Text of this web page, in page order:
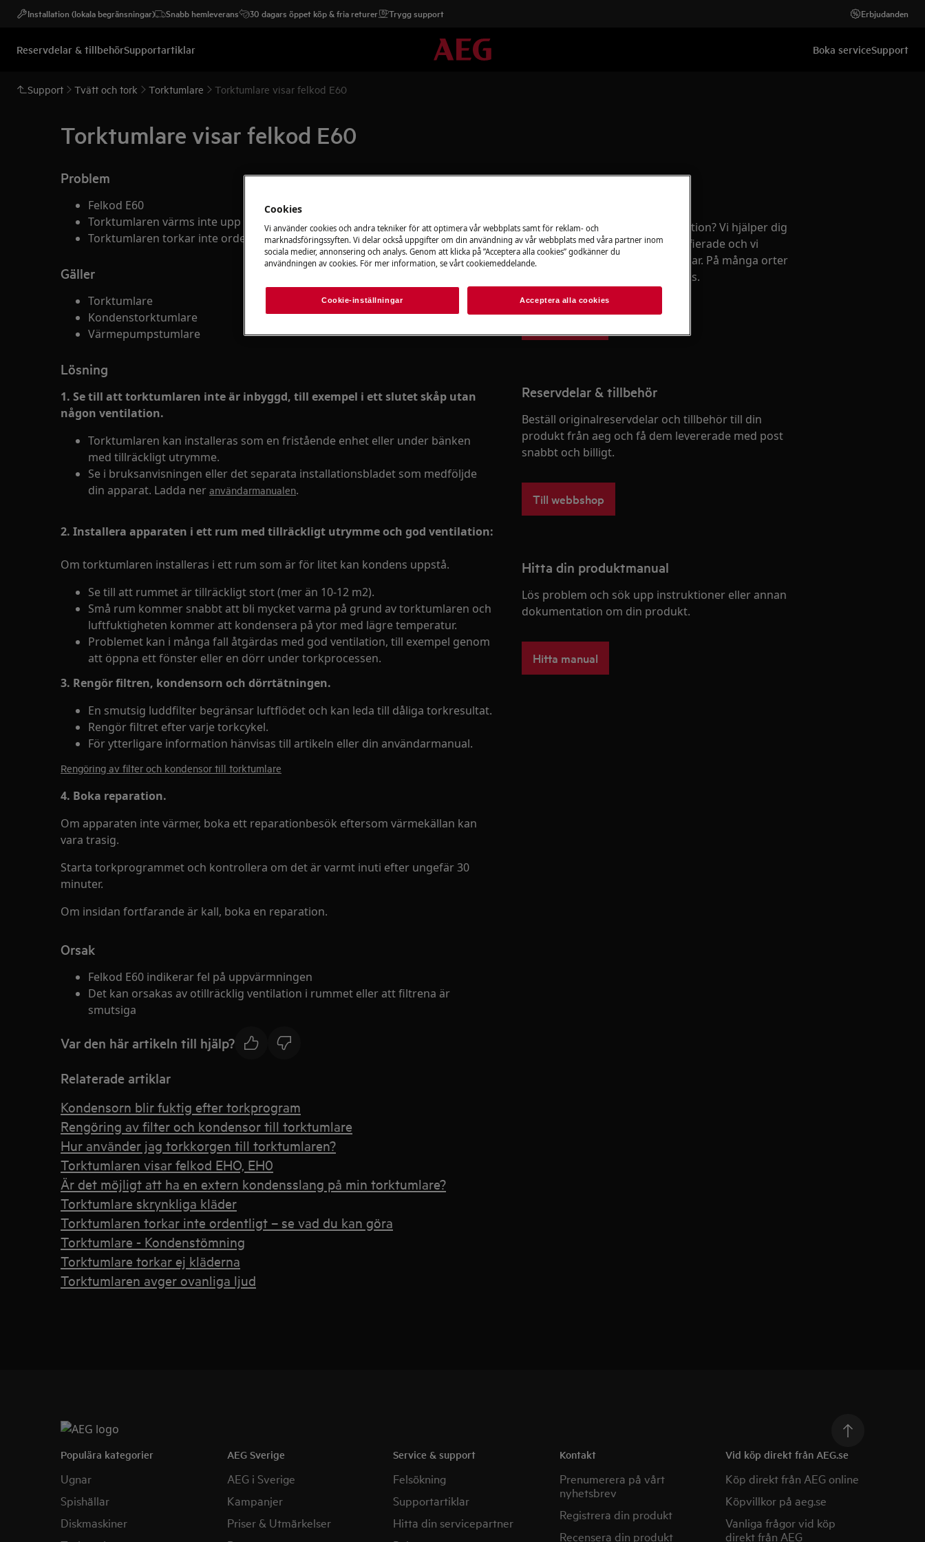
Installation (lokala begränsningar) Snabb hemleverans 30 dagars öppet köp & fria returer Trygg support Erbjudanden
Reservdelar & tillbehörSupportartiklar Boka serviceSupport
Support Tvätt och tork Torktumlare Torktumlare visar felkod E60
Torktumlare visar felkod E60
Problem
Felkod E60
Torktumlaren värms inte upp
Torktumlaren torkar inte ordenligt, tvätten är blöt
Gäller
Torktumlare
Kondenstorktumlare
Värmepumpstumlare
Lösning
1. Se till att torktumlaren inte är inbyggd, till exempel i ett slutet skåp utan
någon ventilation.
Torktumlaren kan installeras som en fristående enhet eller under bänken
med tillräckligt utrymme.
Se i bruksanvisningen eller det separata installationsbladet som medföljde
din apparat. Ladda ner användarmanualen.
2. Installera apparaten i ett rum med tillräckligt utrymme och god ventilation:
Om torktumlaren installeras i ett rum som är för litet kan kondens uppstå.
Se till att rummet är tillräckligt stort (mer än 10-12 m2).
Små rum kommer snabbt att bli mycket varma på grund av torktumlaren och
luftfuktigheten kommer att kondensera på ytor med lägre temperatur.
Problemet kan i många fall åtgärdas med god ventilation, till exempel genom
att öppna ett fönster eller en dörr under torkprocessen.
3. Rengör filtren, kondensorn och dörrtätningen.
En smutsig luddfilter begränsar luftflödet och kan leda till dåliga torkresultat.
Rengör filtret efter varje torkcykel.
För ytterligare information hänvisas till artikeln eller din användarmanual.
Rengöring av filter och kondensor till torktumlare
4. Boka reparation.
Om apparaten inte värmer, boka ett reparationbesök eftersom värmekällan kan
vara trasig.
Starta torkprogrammet och kontrollera om det är varmt inuti efter ungefär 30
minuter.
Om insidan fortfarande är kall, boka en reparation.
Orsak
Felkod E60 indikerar fel på uppvärmningen
Det kan orsakas av otillräcklig ventilation i rummet eller att filtrena är
smutsiga
Var den här artikeln till hjälp?
Relaterade artiklar
Kondensorn blir fuktig efter torkprogram
Rengöring av filter och kondensor till torktumlare
Hur använder jag torkkorgen till torktumlaren?
Torktumlaren visar felkod EHO, EH0
Är det möjligt att ha en extern kondensslang på min torktumlare?
Torktumlare skrynkliga kläder
Torktumlaren torkar inte ordentligt – se vad du kan göra
Torktumlare - Kondenstömning
Torktumlare torkar ej kläderna
Torktumlaren avger ovanliga ljud
Är din produkt i behov av reparation? Vi hjälper dig
gärna. Alla våra tekniker är certifierade och vi
använder oss bara av originaldelar. På många orter
erbjuder vi reparation till fast pris.
Reservdelar & tillbehör
Beställ originalreservdelar och tillbehör till din
produkt från aeg och få dem levererade med post
snabbt och billigt.
Till webbshop
Hitta din produktmanual
Lös problem och sök upp instruktioner eller annan
dokumentation om din produkt.
Hitta manual
Populära kategorier
Ugnar
Spishällar
Diskmaskiner
AEG Sverige
AEG i Sverige
Kampanjer
Priser & Utmärkelser
Service & support
Felsökning
Supportartiklar
Hitta din servicepartner
Kontakt
Prenumerera på vårt
nyhetsbrev
Registrera din produkt
Recensera din produkt
Vid köp direkt från AEG.se
Köp direkt från AEG online
Köpvillkor på aeg.se
Vanliga frågor vid köp
direkt från AEG
Cookies
Vi använder cookies och andra tekniker för att optimera vår webbplats samt för reklam- och
marknadsföringssyften. Vi delar också uppgifter om din användning av vår webbplats med våra partner inom
sociala medier, annonsering och analys. Genom att klicka på ”Acceptera alla cookies” godkänner du
användningen av cookies. För mer information, se vårt cookiemeddelande.
Cookie-inställningar Acceptera alla cookies